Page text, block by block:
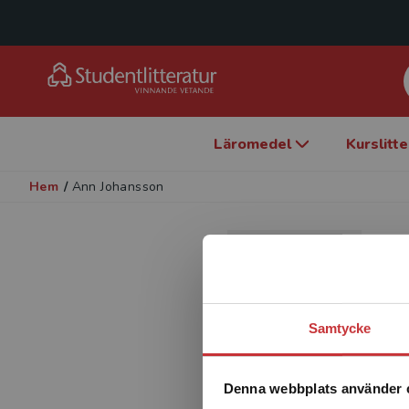
Samtycke
Denna webbplats använder
Läromedel
Hem / Ann Johansson